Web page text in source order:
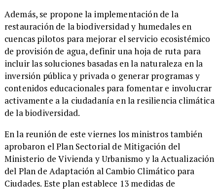
Además, se propone la implementación de la
restauración de la biodiversidad y humedales en
cuencas pilotos para mejorar el servicio ecosistémico
de provisión de agua, definir una hoja de ruta para
incluir las soluciones basadas en la naturaleza en la
inversión pública y privada o generar programas y
contenidos educacionales para fomentar e involucrar
activamente a la ciudadanía en la resiliencia climática
de la biodiversidad.
En la reunión de este viernes los ministros también
aprobaron el Plan Sectorial de Mitigación del
Ministerio de Vivienda y Urbanismo y la Actualización
del Plan de Adaptación al Cambio Climático para
Ciudades. Este plan establece 13 medidas de